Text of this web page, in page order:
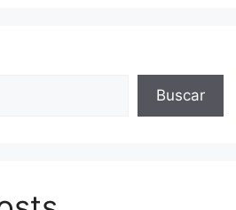
Buscar